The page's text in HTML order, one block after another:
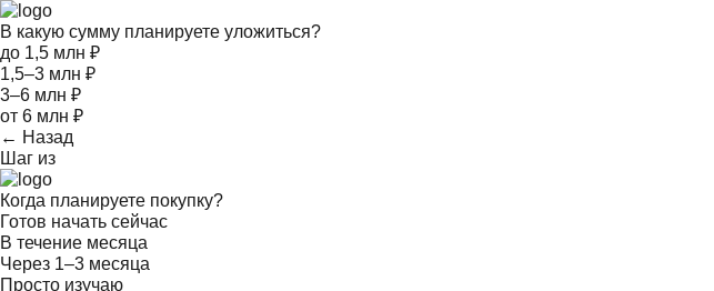
В какую сумму планируете уложиться?
до 1,5 млн ₽
1,5–3 млн ₽
3–6 млн ₽
от 6 млн ₽
← Назад
Шаг из
Когда планируете покупку?
Готов начать сейчас
В течение месяца
Через 1–3 месяца
Просто изучаю